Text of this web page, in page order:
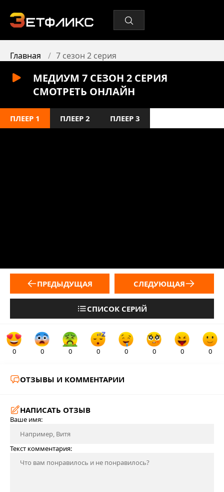
Главная 7 сезон 2 серия
МЕДИУМ 7 СЕЗОН 2 СЕРИЯ
СМОТРЕТЬ ОНЛАЙН
ПЛЕЕР 1 ПЛЕЕР 2 ПЛЕЕР 3
ПРЕДЫДУЩАЯ
СПИСОК СЕРИЙ
СЛЕДУЮЩАЯ
0 0 0 0 0 0 0 0
ОТЗЫВЫ И КОММЕНТАРИИ
НАПИСАТЬ ОТЗЫВ
Ваше имя:
Текст комментария: